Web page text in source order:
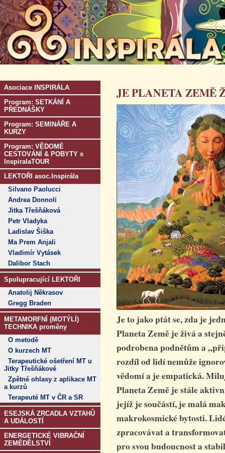
Asociace INSPIRÁLA
Program: SETKÁNÍ A
PŘEDNÁŠKY
Program: SEMINÁŘE A
KURZY
Program: VĚDOMÉ
CESTOVÁNÍ & POBYTY s
InspiralaTOUR
LEKTOŘI asoc.Inspirála
Silvano Paolucci
Andrea Donnoli
Jitka Třešňáková
Petr Vladyka
Ladislav Šiška
Ma Prem Anjali
Vladimír Vytásek
Dalibor Stach
Spolupracující LEKTOŘI
Anatolij Někrasov
Gregg Braden
METAMORFNÍ (MOTÝLÍ)
TECHNIKA proměny
O metodě
O kurzech MT
Terapeutické ošetření MT u
Jitky Třešňákové
Zpětné ohlasy z aplikace MT
a kurzů
Terapeuté MT v ČR a SR
ESEJSKÁ ZRCADLA VZTAHŮ
A UDÁLOSTÍ
ENERGETICKÉ VIBRAČNÍ
ZEMĚDĚLSTVÍ
JE PLANETA ZEMĚ
Je to jako ptát se, zda je
Planeta Země je živá a
podrobena podnětům a
rozdíl od lidí nemůže
vědomí a je empatická.
Planeta Země je stále
jejíž je součástí, je malá
makrokosmické bytosti.
zpracovávat a
pro svou budoucnost a